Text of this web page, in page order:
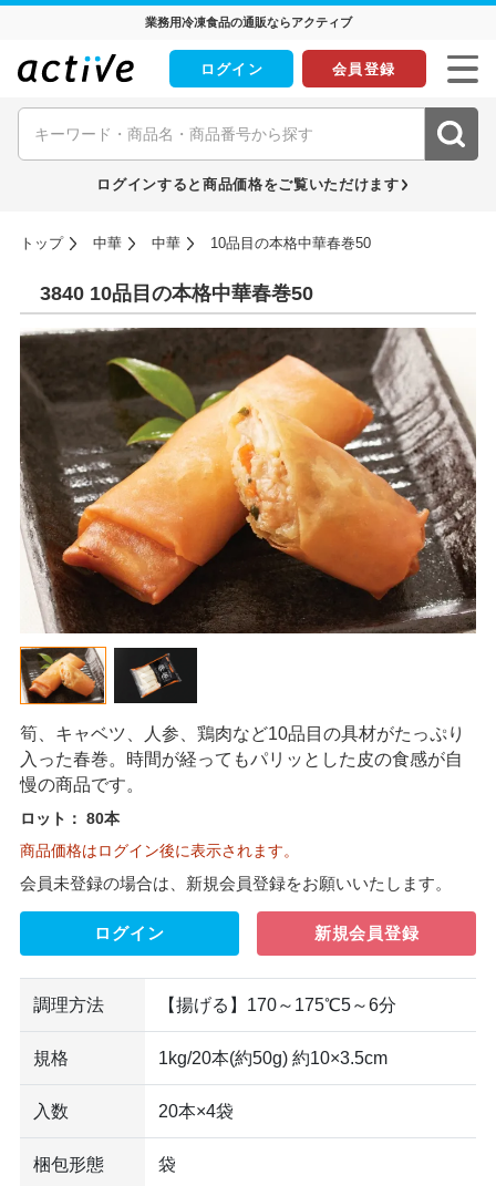
業務用冷凍食品の通販ならアクティブ
ログイン 会員登録
ログインすると商品価格をご覧いただけます
トップ 中華 中華 10品目の本格中華春巻50
3840 10品目の本格中華春巻50
筍、キャベツ、人参、鶏肉など10品目の具材がたっぷり
入った春巻。時間が経ってもパリッとした皮の食感が自
慢の商品です。
ロット： 80本
商品価格はログイン後に表示されます。
会員未登録の場合は、新規会員登録をお願いいたします。
ログイン 新規会員登録
調理方法 【揚げる】170～175℃5～6分
規格 1kg/20本(約50g) 約10×3.5cm
入数 20本×4袋
梱包形態 袋